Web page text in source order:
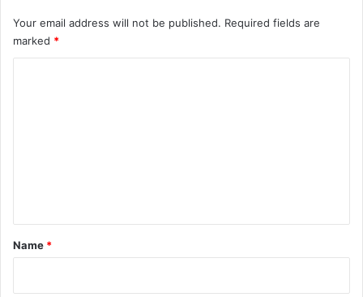
Your email address will not be published. Required fields are
marked *
*
Name *